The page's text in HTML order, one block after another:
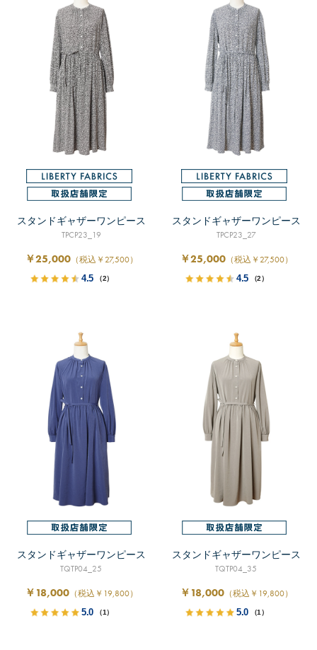
スタンドギャザーワンピース
TPCP23_19
￥25,000（税込￥27,500）
4.5 （2）
スタンドギャザーワンピース
TPCP23_27
￥25,000（税込￥27,500）
4.5 （2）
スタンドギャザーワンピース
TQTP04_25
￥18,000（税込￥19,800）
5.0 （1）
スタンドギャザーワンピース
TQTP04_35
￥18,000（税込￥19,800）
5.0 （1）